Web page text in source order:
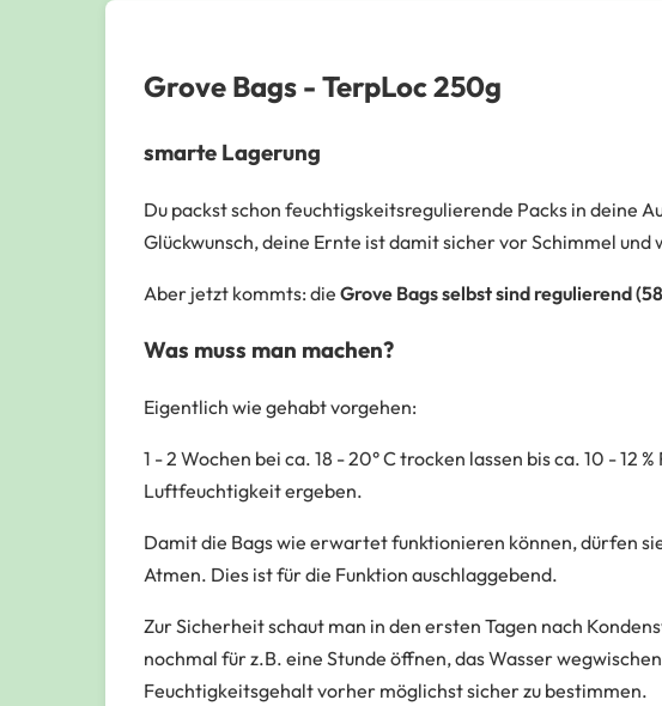
Grove Bags - TerpLoc 250g
smarte Lagerung
Du packst schon feuchtigskeitsregulierende Packs in deine
Glückwunsch, deine Ernte ist damit sicher vor Schimmel
Aber jetzt kommts: die Grove Bags selbst sind regulierend
Was muss man machen?
Eigentlich wie gehabt vorgehen:
1 - 2 Wochen bei ca. 18 - 20° C trocken lassen bis ca. 10 -
Luftfeuchtigkeit ergeben.
Damit die Bags wie erwartet funktionieren können, dürfen
Atmen. Dies ist für die Funktion auschlaggebend.
Zur Sicherheit schaut man in den ersten Tagen nach
nochmal für z.B. eine Stunde öffnen, das Wasser
Feuchtigkeitsgehalt vorher möglichst sicher zu bestimmen.